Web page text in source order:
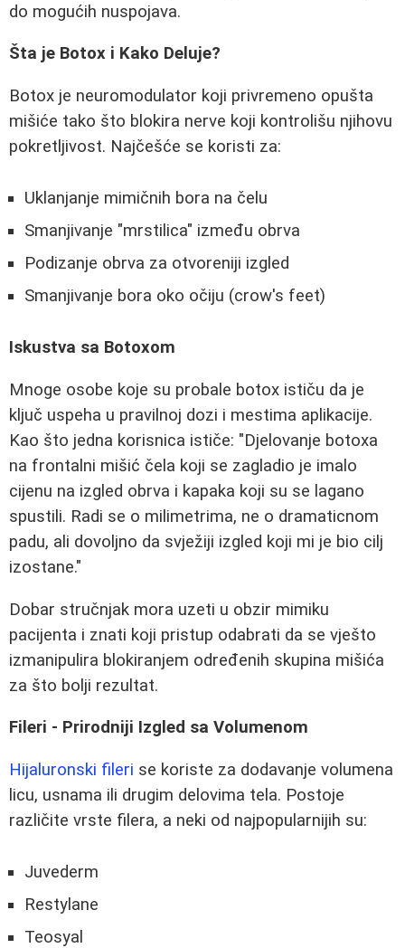
do mogućih nuspojava.
Šta je Botox i Kako Deluje?
Botox je neuromodulator koji privremeno opušta
mišiće tako što blokira nerve koji kontrolišu njihovu
pokretljivost. Najčešće se koristi za:
Uklanjanje mimičnih bora na čelu
Smanjivanje "mrstilica" između obrva
Podizanje obrva za otvoreniji izgled
Smanjivanje bora oko očiju (crow's feet)
Iskustva sa Botoxom
Mnoge osobe koje su probale botox ističu da je
ključ uspeha u pravilnoj dozi i mestima aplikacije.
Kao što jedna korisnica ističe: "Djelovanje botoxa
na frontalni mišić čela koji se zagladio je imalo
cijenu na izgled obrva i kapaka koji su se lagano
spustili. Radi se o milimetrima, ne o dramaticnom
padu, ali dovoljno da svježiji izgled koji mi je bio cilj
izostane."
Dobar stručnjak mora uzeti u obzir mimiku
pacijenta i znati koji pristup odabrati da se vješto
izmanipulira blokiranjem određenih skupina mišića
za što bolji rezultat.
Fileri - Prirodniji Izgled sa Volumenom
Hijaluronski fileri se koriste za dodavanje volumena
licu, usnama ili drugim delovima tela. Postoje
različite vrste filera, a neki od najpopularnijih su:
Juvederm
Restylane
Teosyal